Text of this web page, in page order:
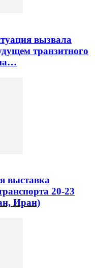
вызвала
транзитного
выставка
20-23
Иран)